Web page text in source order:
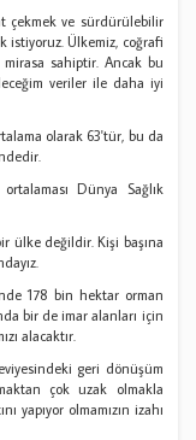
çekmek ve sürdürülebilir
istiyoruz. Ülkemiz, coğrafi
sahiptir. Ancak bu
veriler ile daha iyi
olarak 63'tür, bu da
Dünya Sağlık
ülke değildir. Kişi başına
178 bin hektar orman
bir de imar alanları için
alacaktır.
geri dönüşüm
çok uzak olmakla
yapıyor olmamızın izahı